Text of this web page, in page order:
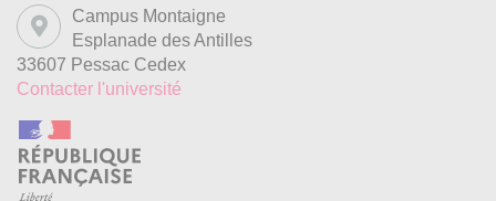
Campus Montaigne
Esplanade des Antilles
33607 Pessac Cedex
Contacter l'université